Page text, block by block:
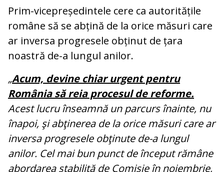
Prim-vicepreședintele cere ca autoritățile
române să se abțină de la orice măsuri care
ar inversa progresele obținut de țara
noastră de-a lungul anilor.
„Acum, devine chiar urgent pentru
România să reia procesul de reforme.
Acest lucru înseamnă un parcurs înainte, nu
înapoi, şi abţinerea de la orice măsuri care ar
inversa progresele obţinute de-a lungul
anilor. Cel mai bun punct de început rămâne
abordarea stabilită de Comisie în noiembrie,